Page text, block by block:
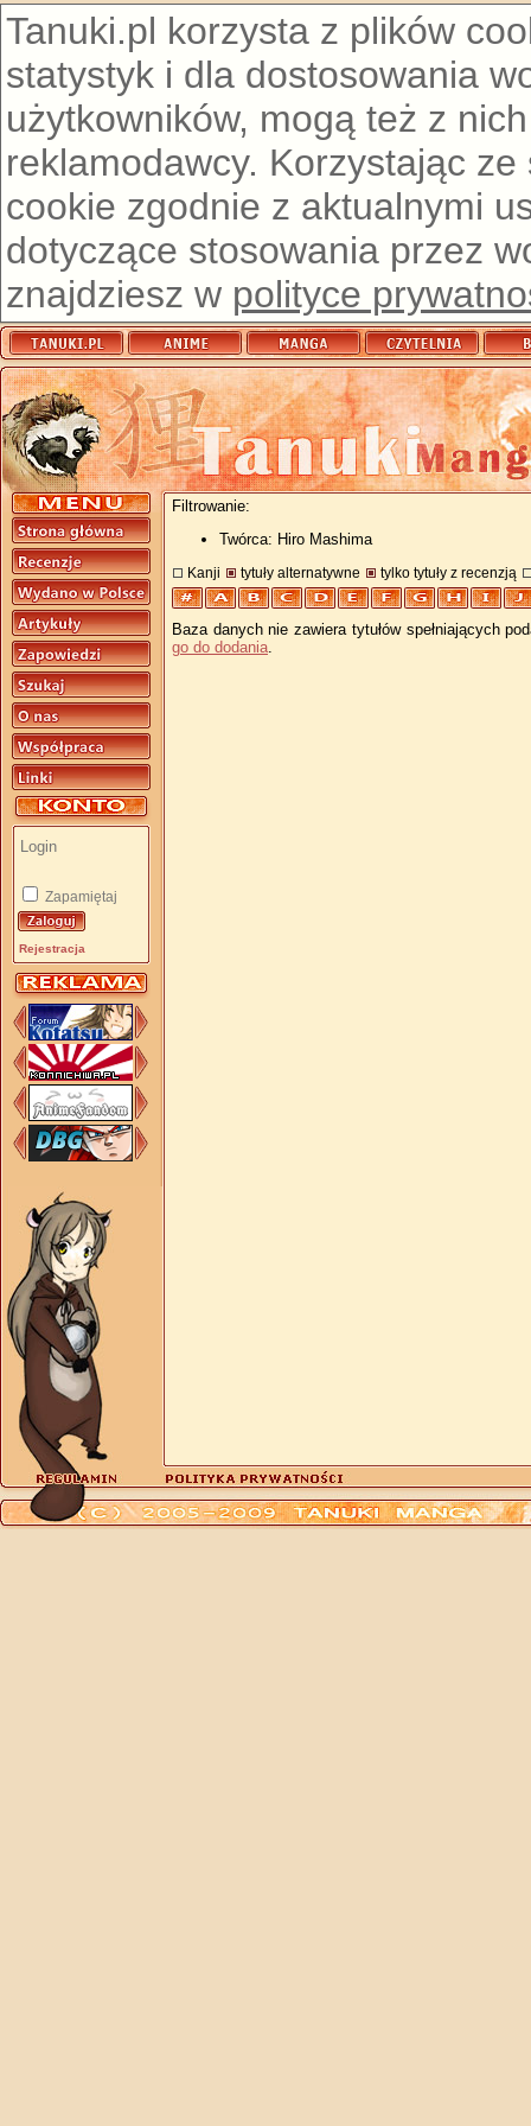
Tanuki.pl korzysta z plików
statystyk i dla dostosowania
użytkowników, mogą też z
reklamodawcy. Korzystając
cookie zgodnie z aktualnymi
dotyczące stosowania przez
znajdziesz w polityce
Zapamiętaj
Rejestracja
Filtrowanie:
Twórca: Hiro Mashima
Kanji tytuły alternatywne tylko tytuły z recenzją
Baza danych nie zawiera tytułów spełniających
go do dodania.